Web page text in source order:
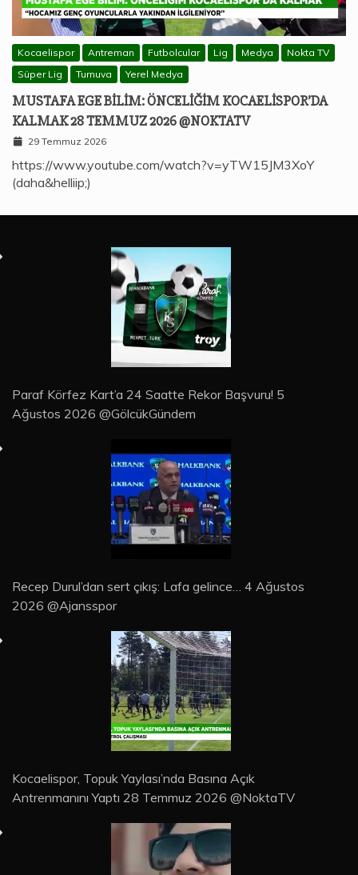
Kocaelispor Antreman Futbolcular Lig Medya
Nokta TV
Süper Lig
Turnuva Yerel Medya
MUSTAFA EGE BILIM: ÖNCELIĞIM KOCAELISPOR’DA
KALMAK 28 TEMMUZ 2026 @NOKTATV
29 Temmuz 2026
https://www.youtube.com/watch?v=yTW15JM3XoY
(daha&helliip;)
Paraf Körfez Kart’a 24 Saatte Rekor Başvuru! 5
Ağustos 2026 @GölcükGündem
Recep Durul’dan sert çıkış: Lafa gelince… 4 Ağustos
2026 @Ajansspor
Kocaelispor, Topuk Yaylası’nda Basına Açık
Antrenmanını Yaptı 28 Temmuz 2026 @NoktaTV